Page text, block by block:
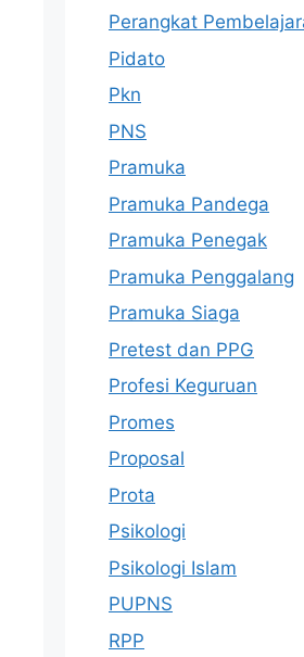
Perangkat
Pidato
Pkn
PNS
Pramuka
Pramuka Pandega
Pramuka Penegak
Pramuka Penggalang
Pramuka Siaga
Pretest dan PPG
Profesi Keguruan
Promes
Proposal
Prota
Psikologi
Psikologi Islam
PUPNS
RPP